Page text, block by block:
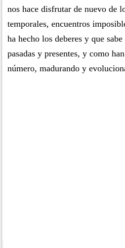
nos hace disfrutar de nuevo de
temporales, encuentros
ha hecho los deberes y que
pasadas y presentes, y como
número, madurando y